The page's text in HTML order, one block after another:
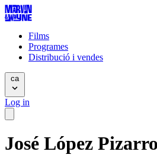
Films
Programes
Distribució i vendes
ca
Log in
José López Pizarro